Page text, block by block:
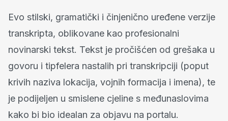
Evo stilski, gramatički i činjenično uređene verzije
transkripta, oblikovane kao profesionalni
novinarski tekst. Tekst je pročišćen od grešaka u
govoru i tipfelera nastalih pri transkripciji (poput
krivih naziva lokacija, vojnih formacija i imena), te
je podijeljen u smislene cjeline s međunaslovima
kako bi bio idealan za objavu na portalu.